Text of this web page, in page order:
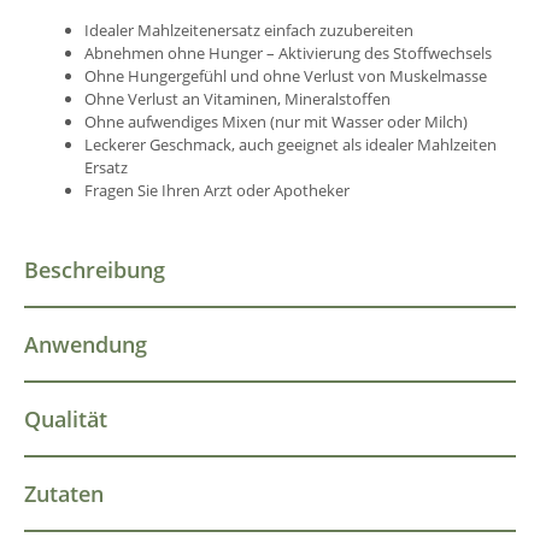
Idealer Mahlzeitenersatz einfach zuzubereiten
Abnehmen ohne Hunger – Aktivierung des Stoffwechsels
Ohne Hungergefühl und ohne Verlust von Muskelmasse
Ohne Verlust an Vitaminen, Mineralstoffen
Ohne aufwendiges Mixen (nur mit Wasser oder Milch)
Leckerer Geschmack, auch geeignet als idealer Mahlzeiten
Ersatz
Fragen Sie Ihren Arzt oder Apotheker
Beschreibung
Anwendung
Qualität
Zutaten